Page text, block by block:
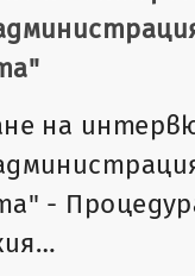
на
- Процедура